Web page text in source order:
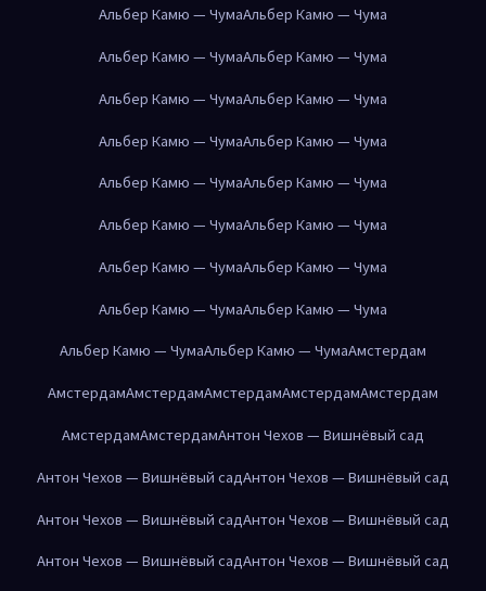
Альбер Камю — ЧумаАльбер Камю — Чума
Альбер Камю — ЧумаАльбер Камю — Чума
Альбер Камю — ЧумаАльбер Камю — Чума
Альбер Камю — ЧумаАльбер Камю — Чума
Альбер Камю — ЧумаАльбер Камю — Чума
Альбер Камю — ЧумаАльбер Камю — Чума
Альбер Камю — ЧумаАльбер Камю — Чума
Альбер Камю — ЧумаАльбер Камю — Чума
Альбер Камю — ЧумаАльбер Камю — ЧумаАмстердам
АмстердамАмстердамАмстердамАмстердамАмстердам
АмстердамАмстердамАнтон Чехов — Вишнёвый сад
Антон Чехов — Вишнёвый садАнтон Чехов — Вишнёвый сад
Антон Чехов — Вишнёвый садАнтон Чехов — Вишнёвый сад
Антон Чехов — Вишнёвый садАнтон Чехов — Вишнёвый сад